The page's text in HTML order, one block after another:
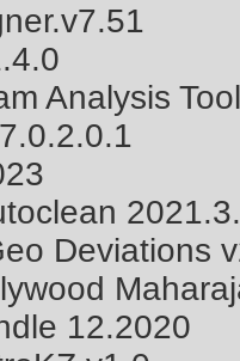
Analysis
Deviations
12.2020